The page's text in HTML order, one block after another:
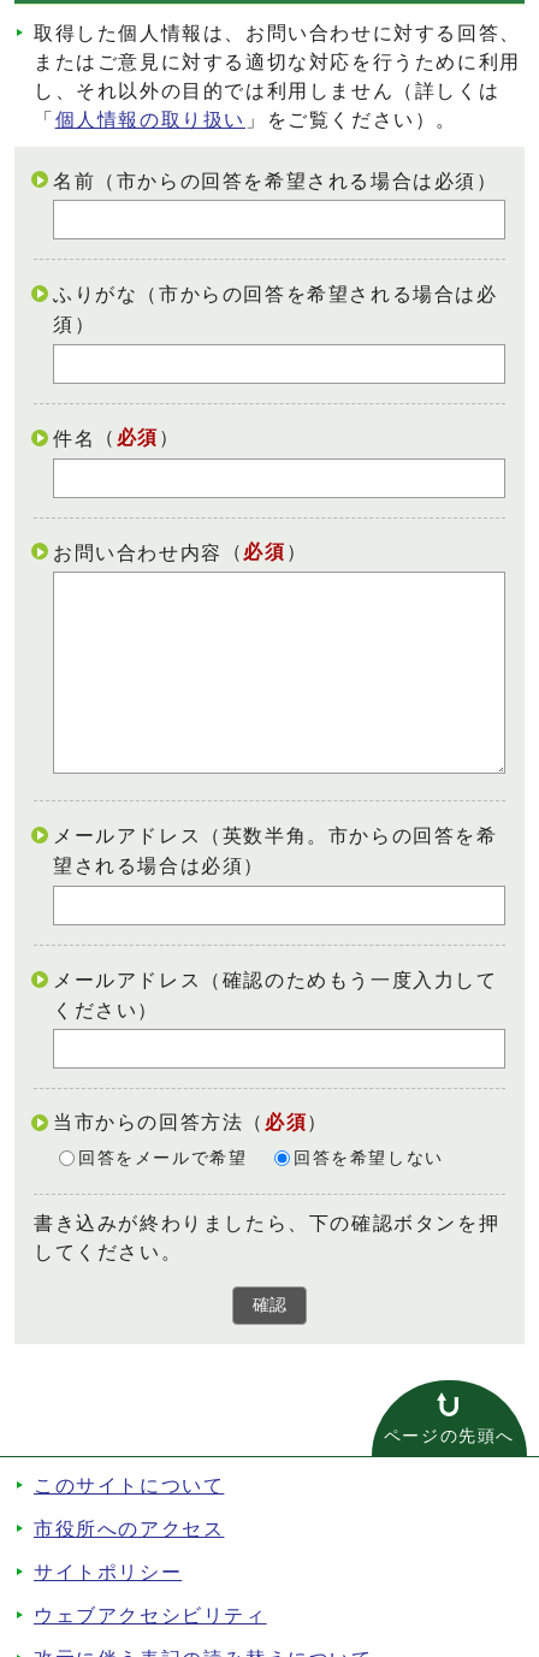
取得した個人情報は、お問い合わせに対する回答、
またはご意見に対する適切な対応を行うために利用
し、それ以外の目的では利用しません（詳しくは
「 個人情報の取り扱い 」をご覧ください）。
名前（市からの回答を希望される場合は必須）
ふりがな（市からの回答を希望される場合は必
須）
件名 （ 必須 ）
お問い合わせ内容 （ 必須 ）
メールアドレス（英数半角。市からの回答を希
望される場合は必須）
メールアドレス（確認のためもう一度入力して
ください）
当市からの回答方法 （ 必須）
回答をメールで希望 回答を希望しない
書き込みが終わりましたら、下の確認ボタンを押
してください。
確認
ページの先頭へ
このサイトについて
市役所へのアクセス
サイトポリシー
ウェブアクセシビリティ